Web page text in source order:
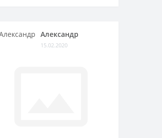
Александр
15.02.2020